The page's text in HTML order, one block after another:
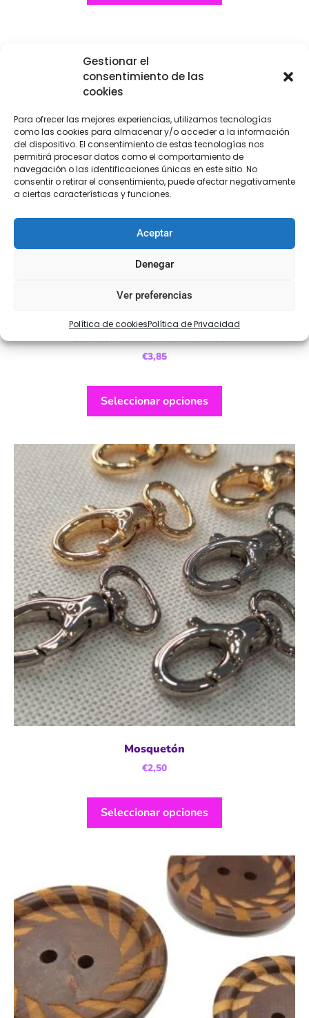
Gestionar el
consentimiento de las
cookies
Para ofrecer las mejores experiencias, utilizamos tecnologías
como las cookies para almacenar y/o acceder a la información
del dispositivo. El consentimiento de estas tecnologías nos
permitirá procesar datos como el comportamiento de
navegación o las identificaciones únicas en este sitio. No
consentir o retirar el consentimiento, puede afectar negativamente
a ciertas características y funciones.
Aceptar
Denegar
Ver preferencias
Política de cookiesPolítica de Privacidad
Caireles caballo con herradura
€3,85
Seleccionar opciones
Mosquetón
€2,50
Seleccionar opciones